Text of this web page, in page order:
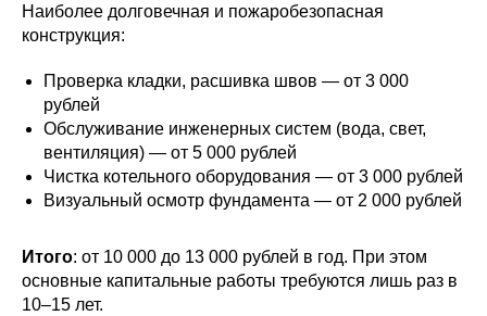
Наиболее долговечная и пожаробезопасная
конструкция:
Проверка кладки, расшивка швов — от 3 000
рублей
Обслуживание инженерных систем (вода, свет,
вентиляция) — от 5 000 рублей
Чистка котельного оборудования — от 3 000 рублей
Визуальный осмотр фундамента — от 2 000 рублей
Итого: от 10 000 до 13 000 рублей в год. При этом
основные капитальные работы требуются лишь раз в
10–15 лет.